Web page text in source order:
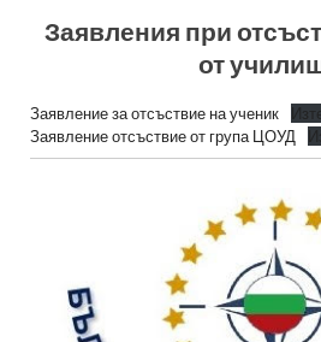
Заявления при
от
Заявление за отсъствие на ученик
Заявление отсъствие от група ЦОУД